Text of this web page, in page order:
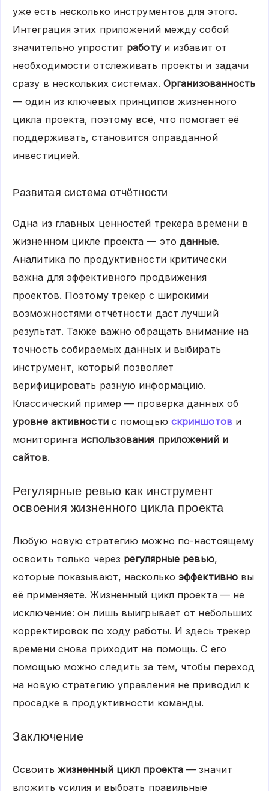
уже есть несколько инструментов для этого.
Интеграция этих приложений между собой
значительно упростит работуи избавит от
необходимости отслеживать проекты и задачи
сразу в нескольких системах. Организованность
— один из ключевых принципов жизненного
цикла проекта, поэтому всё, что помогает её
поддерживать, становится оправданной
инвестицией.
Развитая система отчётности
Одна из главных ценностей трекера времени в
жизненном цикле проекта — это данные.
Аналитика по продуктивности критически
важна для эффективного продвижения
проектов. Поэтому трекер с широкими
возможностями отчётности даст лучший
результат. Также важно обращать внимание на
точность собираемых данных и выбирать
инструмент, который позволяет
верифицировать разную информацию.
Классический пример — проверка данных об
уровне активностис помощью скриншотови
мониторинга использования приложений и
сайтов.
Регулярные ревью как инструмент
освоения жизненного цикла проекта
Любую новую стратегию можно по-настоящему
освоить только через регулярные ревью,
которые показывают, насколько эффективно вы
её применяете. Жизненный цикл проекта — не
исключение: он лишь выигрывает от небольших
корректировок по ходу работы. И здесь трекер
времени снова приходит на помощь. С его
помощью можно следить за тем, чтобы переход
на новую стратегию управления не приводил к
просадке в продуктивности команды.
Заключение
Освоить жизненный цикл проекта — значит
вложить усилия и выбрать правильные